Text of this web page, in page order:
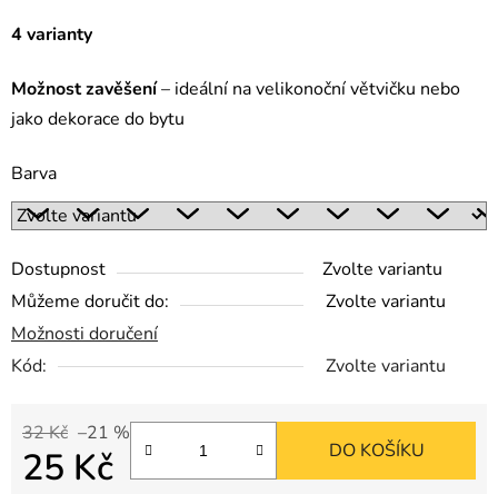
4 varianty
Možnost zavěšení– ideální na velikonoční větvičku nebo
jako dekorace do bytu
Barva
Dostupnost
Zvolte variantu
Můžeme doručit do:
Zvolte variantu
Možnosti doručení
Kód:
Zvolte variantu
32 Kč –21 %
25 Kč DO KOŠÍKU